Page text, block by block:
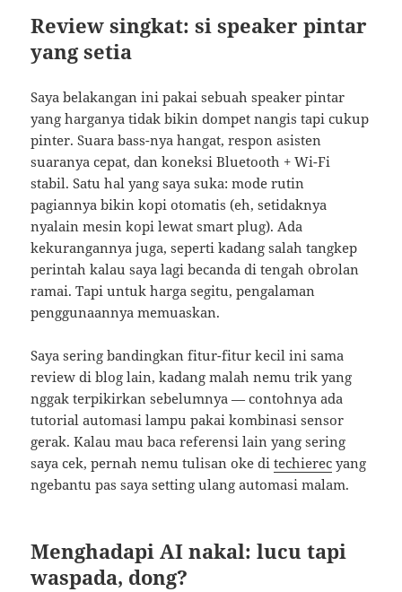
Review singkat: si speaker pintar
yang setia
Saya belakangan ini pakai sebuah speaker pintar
yang harganya tidak bikin dompet nangis tapi cukup
pinter. Suara bass-nya hangat, respon asisten
suaranya cepat, dan koneksi Bluetooth + Wi-Fi
stabil. Satu hal yang saya suka: mode rutin
pagiannya bikin kopi otomatis (eh, setidaknya
nyalain mesin kopi lewat smart plug). Ada
kekurangannya juga, seperti kadang salah tangkep
perintah kalau saya lagi becanda di tengah obrolan
ramai. Tapi untuk harga segitu, pengalaman
penggunaannya memuaskan.
Saya sering bandingkan fitur-fitur kecil ini sama
review di blog lain, kadang malah nemu trik yang
nggak terpikirkan sebelumnya — contohnya ada
tutorial automasi lampu pakai kombinasi sensor
gerak. Kalau mau baca referensi lain yang sering
saya cek, pernah nemu tulisan oke ditechierec yang
ngebantu pas saya setting ulang automasi malam.
Menghadapi AI nakal: lucu tapi
waspada, dong?